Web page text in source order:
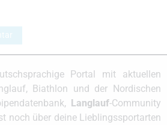
Portal mit aktuellen
Biathlon und der Nordischen
Langlauf-Community
noch über deine Lieblingssportarten